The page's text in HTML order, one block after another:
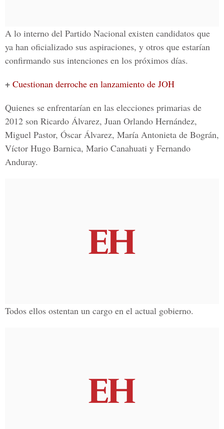
A lo interno del Partido Nacional existen candidatos que
ya han oficializado sus aspiraciones, y otros que estarían
confirmando sus intenciones en los próximos días.
+ Cuestionan derroche en lanzamiento de JOH
Quienes se enfrentarían en las elecciones primarias de
2012 son Ricardo Álvarez, Juan Orlando Hernández,
Miguel Pastor, Óscar Álvarez, María Antonieta de Bográn,
Víctor Hugo Barnica, Mario Canahuati y Fernando
Anduray.
Todos ellos ostentan un cargo en el actual gobierno.